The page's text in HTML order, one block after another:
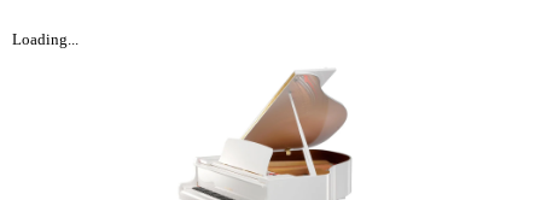
Loading...